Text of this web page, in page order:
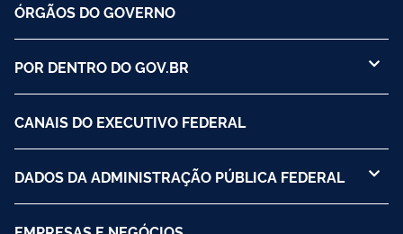
ÓRGÃOS DO GOVERNO
POR DENTRO DO GOV.BR
CANAIS DO EXECUTIVO FEDERAL
DADOS DA ADMINISTRAÇÃO PÚBLICA FEDERAL